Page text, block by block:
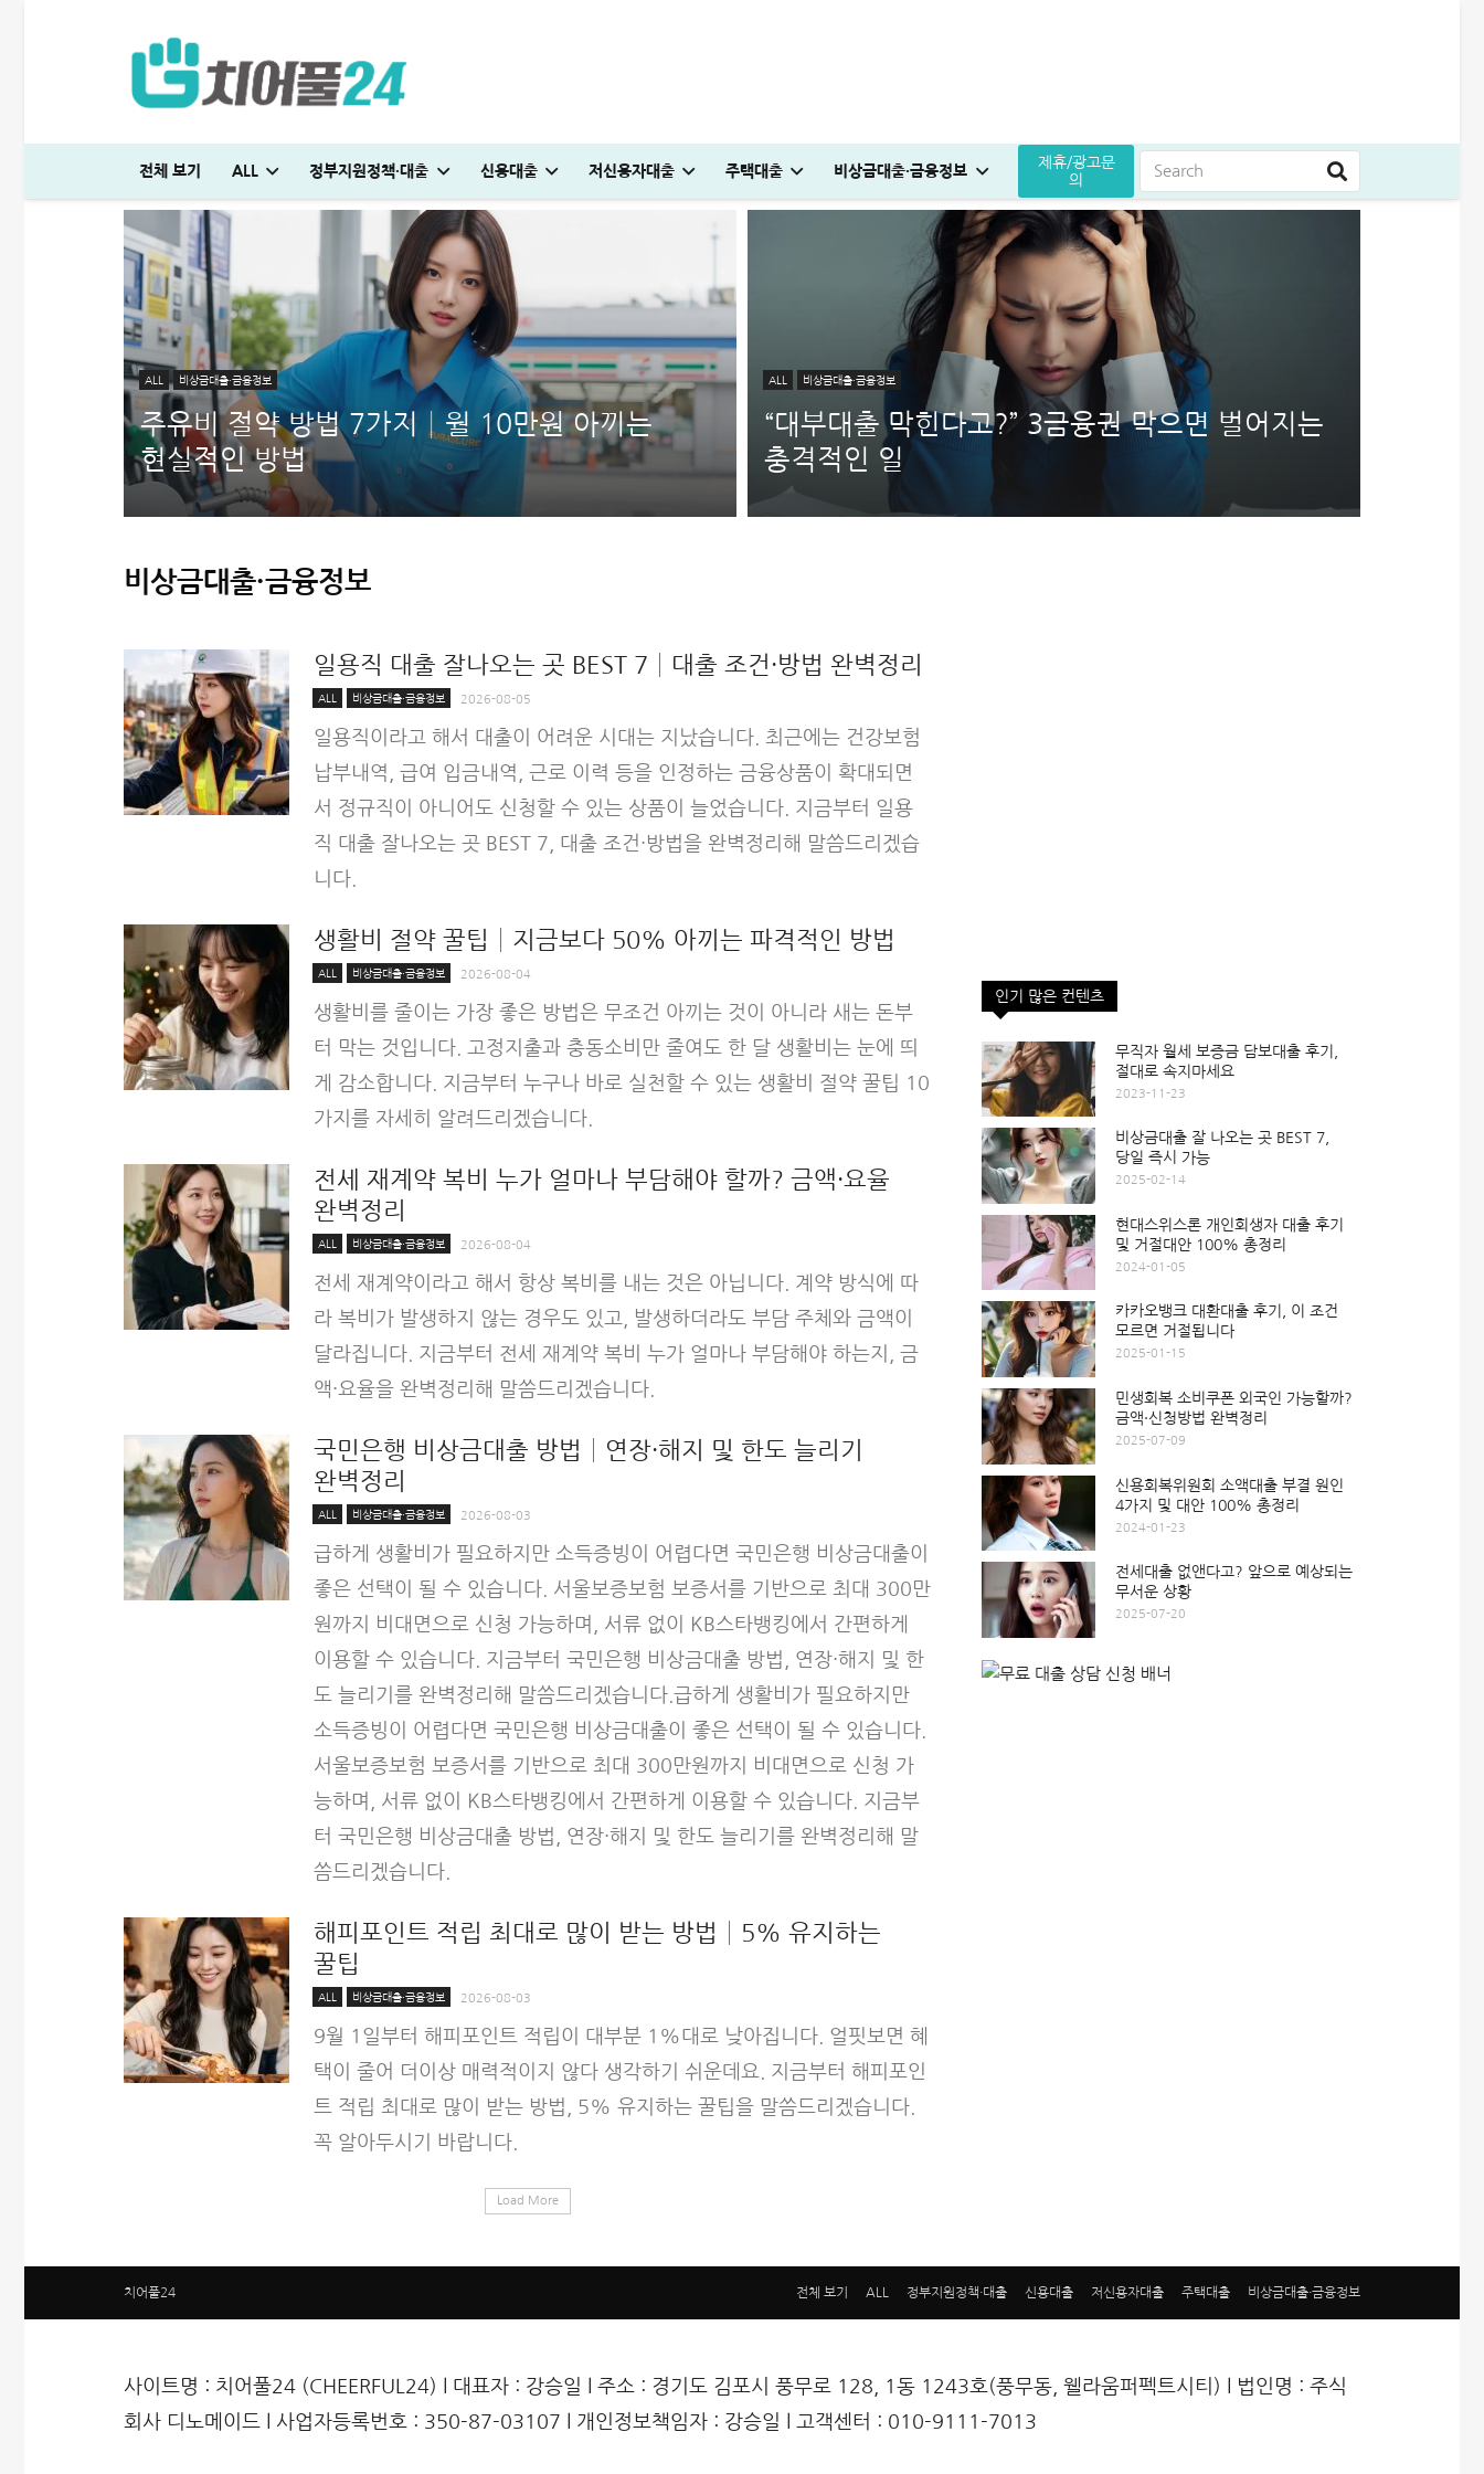
전체 보기 ALL 정부지원정책·대출 신용대출 저신용자대출 주택대출 비상금대출·금융정보
제휴/광고문
의
ALL 비상금대출·금융정보
주유비 절약 방법 7가지│월 10만원 아끼는
현실적인 방법
ALL 비상금대출·금융정보
“대부대출 막힌다고?” 3금융권 막으면 벌어지는
충격적인 일
비상금대출·금융정보
일용직 대출 잘나오는 곳 BEST 7│대출 조건·방법 완벽정리
ALL 비상금대출·금융정보 2026-08-05
일용직이라고 해서 대출이 어려운 시대는 지났습니다. 최근에는 건강보험
납부내역, 급여 입금내역, 근로 이력 등을 인정하는 금융상품이 확대되면
서 정규직이 아니어도 신청할 수 있는 상품이 늘었습니다. 지금부터 일용
직 대출 잘나오는 곳 BEST 7, 대출 조건·방법을 완벽정리해 말씀드리겠습
니다.
생활비 절약 꿀팁│지금보다 50% 아끼는 파격적인 방법
ALL 비상금대출·금융정보 2026-08-04
생활비를 줄이는 가장 좋은 방법은 무조건 아끼는 것이 아니라 새는 돈부
터 막는 것입니다. 고정지출과 충동소비만 줄여도 한 달 생활비는 눈에 띄
게 감소합니다. 지금부터 누구나 바로 실천할 수 있는 생활비 절약 꿀팁 10
가지를 자세히 알려드리겠습니다.
전세 재계약 복비 누가 얼마나 부담해야 할까? 금액·요율
완벽정리
ALL 비상금대출·금융정보 2026-08-04
전세 재계약이라고 해서 항상 복비를 내는 것은 아닙니다. 계약 방식에 따
라 복비가 발생하지 않는 경우도 있고, 발생하더라도 부담 주체와 금액이
달라집니다. 지금부터 전세 재계약 복비 누가 얼마나 부담해야 하는지, 금
액·요율을 완벽정리해 말씀드리겠습니다.
국민은행 비상금대출 방법│연장·해지 및 한도 늘리기
완벽정리
ALL 비상금대출·금융정보 2026-08-03
급하게 생활비가 필요하지만 소득증빙이 어렵다면 국민은행 비상금대출이
좋은 선택이 될 수 있습니다. 서울보증보험 보증서를 기반으로 최대 300만
원까지 비대면으로 신청 가능하며, 서류 없이 KB스타뱅킹에서 간편하게
이용할 수 있습니다. 지금부터 국민은행 비상금대출 방법, 연장·해지 및 한
도 늘리기를 완벽정리해 말씀드리겠습니다.급하게 생활비가 필요하지만
소득증빙이 어렵다면 국민은행 비상금대출이 좋은 선택이 될 수 있습니다.
서울보증보험 보증서를 기반으로 최대 300만원까지 비대면으로 신청 가
능하며, 서류 없이 KB스타뱅킹에서 간편하게 이용할 수 있습니다. 지금부
터 국민은행 비상금대출 방법, 연장·해지 및 한도 늘리기를 완벽정리해 말
씀드리겠습니다.
해피포인트 적립 최대로 많이 받는 방법│5% 유지하는
꿀팁
ALL 비상금대출·금융정보 2026-08-03
9월 1일부터 해피포인트 적립이 대부분 1%대로 낮아집니다. 얼핏보면 혜
택이 줄어 더이상 매력적이지 않다 생각하기 쉬운데요. 지금부터 해피포인
트 적립 최대로 많이 받는 방법, 5% 유지하는 꿀팁을 말씀드리겠습니다.
꼭 알아두시기 바랍니다.
Load More
인기 많은 컨텐츠
무직자 월세 보증금 담보대출 후기,
절대로 속지마세요
2023-11-23
비상금대출 잘 나오는 곳 BEST 7,
당일 즉시 가능
2025-02-14
현대스위스론 개인회생자 대출 후기
및 거절대안 100% 총정리
2024-01-05
카카오뱅크 대환대출 후기, 이 조건
모르면 거절됩니다
2025-01-15
민생회복 소비쿠폰 외국인 가능할까?
금액·신청방법 완벽정리
2025-07-09
신용회복위원회 소액대출 부결 원인
4가지 및 대안 100% 총정리
2024-01-23
전세대출 없앤다고? 앞으로 예상되는
무서운 상황
2025-07-20
치어풀24 전체 보기 ALL 정부지원정책·대출 신용대출 저신용자대출 주택대출 비상금대출·금융정보
사이트명 : 치어풀24 (CHEERFUL24) l 대표자 : 강승일 l 주소 : 경기도 김포시 풍무로 128, 1동 1243호(풍무동, 웰라움퍼펙트시티) l 법인명 : 주식
회사 디노메이드 l 사업자등록번호 : 350-87-03107 l 개인정보책임자 : 강승일 l 고객센터 : 010-9111-7013